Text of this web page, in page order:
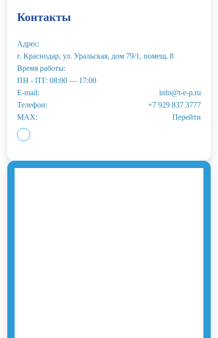
Контакты
Адрес:
г. Краснодар, ул. Уральская, дом 79/1, помещ. 8
Время работы:
ПН - ПТ: 08:00 — 17:00
E-mail:
info@t-e-p.ru
Телефон:
+7 929 837 3777
MAX:
Перейти